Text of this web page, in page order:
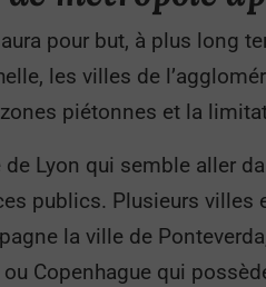
pour but, à plus long
les villes de
piétonnes et la
Lyon qui semble aller
publics. Plusieurs villes
la ville de
Copenhague qui